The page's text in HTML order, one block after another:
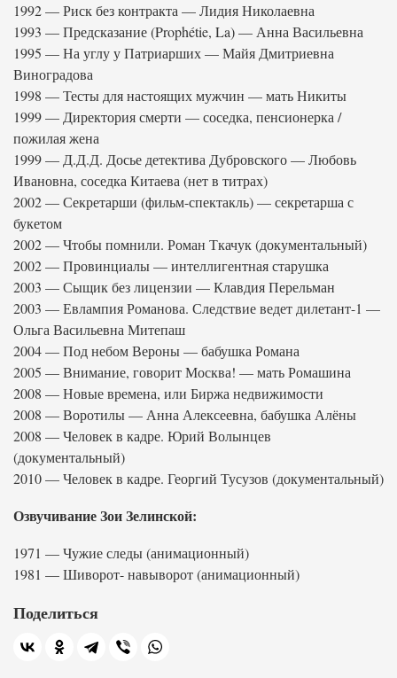
1992 — Риск без контракта — Лидия Николаевна
1993 — Предсказание (Prophétie, La) — Анна Васильевна
1995 — На углу у Патриарших — Майя Дмитриевна
Виноградова
1998 — Тесты для настоящих мужчин — мать Никиты
1999 — Директория смерти — соседка, пенсионерка /
пожилая жена
1999 — Д.Д.Д. Досье детектива Дубровского — Любовь
Ивановна, соседка Китаева (нет в титрах)
2002 — Секретарши (фильм-спектакль) — секретарша с
букетом
2002 — Чтобы помнили. Роман Ткачук (документальный)
2002 — Провинциалы — интеллигентная старушка
2003 — Сыщик без лицензии — Клавдия Перельман
2003 — Евлампия Романова. Следствие ведет дилетант-1 —
Ольга Васильевна Митепаш
2004 — Под небом Вероны — бабушка Романа
2005 — Внимание, говорит Москва! — мать Ромашина
2008 — Новые времена, или Биржа недвижимости
2008 — Воротилы — Анна Алексеевна, бабушка Алёны
2008 — Человек в кадре. Юрий Волынцев
(документальный)
2010 — Человек в кадре. Георгий Тусузов (документальный)
Озвучивание Зои Зелинской:
1971 — Чужие следы (анимационный)
1981 — Шиворот- навыворот (анимационный)
Поделиться